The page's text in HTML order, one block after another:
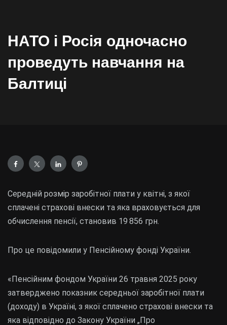
НАТО і Росія одночасно
проведуть навчання на
Балтиці
Середній розмір заробітної плати у квітні, з якої
сплачені страхові внески та яка враховується для
обчислення пенсії, становив 19 856 грн.
Про це повідомили у Пенсійному фонді України.
«Пенсійним фондом України 26 травня 2025 року
затверджено показник середньої заробітної плати
(доходу) в Україні, з якої сплачено страхові внески та
яка відповідно до Закону України „Про